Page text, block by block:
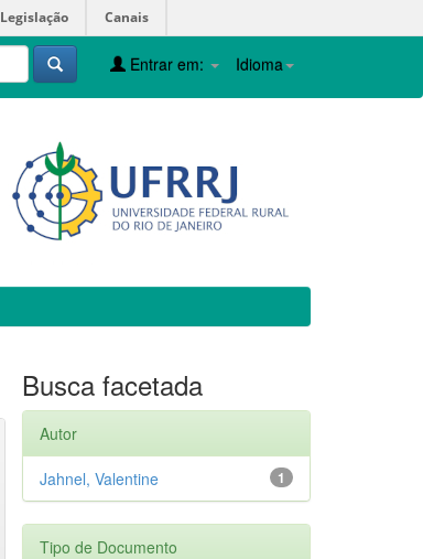
Legislação Canais
Idioma
Entrar em:
Busca facetada
Autor
1
Jahnel, Valentine
Tipo de Documento